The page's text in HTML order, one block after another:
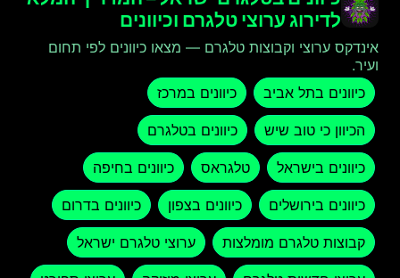
לדירוג ערוצי טלגרם וכיוונים
אינדקס ערוצי וקבוצות טלגרם — מצאו כיוונים לפי תחום
ועיר.
כיוונים בתל אביב
כיוונים במרכז
הכיוון כי טוב שיש כיוונים בטלגרם
כיוונים בישראל טלגראס כיוונים בחיפה
כיוונים בירושלים כיוונים בצפון כיוונים בדרום
קבוצות טלגרם מומלצות ערוצי טלגרם ישראל